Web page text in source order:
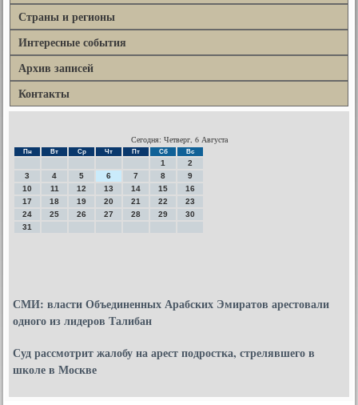
Страны и регионы
Интересные события
Архив записей
Контакты
Сегодня: Четверг, 6 Августа
Пн Вт Ср Чт Пт Сб Вс
1
2
3
4 5 6 7 8
9
10
11 12 13 14 15
16
17
18 19 20 21 22
23
24
25 26 27 28 29
30
31
СМИ: власти Объединенных Арабских Эмиратов арестовали
одного из лидеров Талибан
Суд рассмотрит жалобу на арест подростка, стрелявшего в
школе в Москве